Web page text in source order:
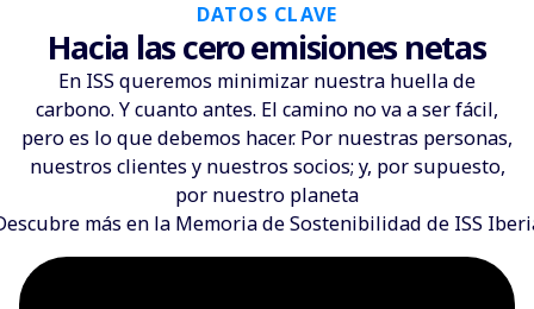
DATOS CLAVE
Hacia las cero emisiones netas
En ISS queremos minimizar nuestra huella de
carbono. Y cuanto antes. El camino no va a ser fácil,
pero es lo que debemos hacer. Por nuestras personas,
nuestros clientes y nuestros socios; y, por supuesto,
por nuestro planeta
más en la Memoria de Sostenibilidad de ISS
?rel=0&modestbranding=1" title="YouTube video
player" frameborder="0" allow="accelerometer;